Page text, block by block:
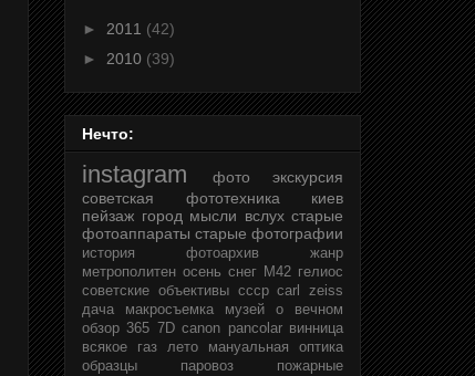
► 2011 (42)
► 2010 (39)
Нечто:
instagram фото
экскурсия
советская фототехника
киев
пейзаж город мысли вслух старые
фотоаппараты старые фотографии
история фотоархив
жанр
метрополитен осень снег М42 гелиос
советские объективы ссср carl zeiss
дача
макросъемка музей
о вечном
обзор 365 7D canon pancolar винница
всякое
газ лето
мануальная оптика
образцы
паровоз
пожарные